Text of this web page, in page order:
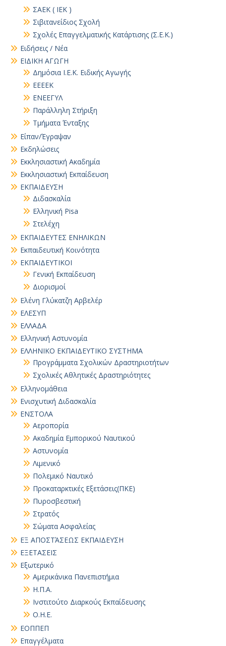
ΣΑΕΚ ( ΙΕΚ )
Σιβιτανείδιος Σχολή
Σχολές Επαγγελματικής Κατάρτισης (Σ.Ε.Κ.)
Ειδήσεις / Νέα
ΕΙΔΙΚΗ ΑΓΩΓΗ
Δημόσια Ι.Ε.Κ. Ειδικής Αγωγής
ΕΕΕΕΚ
ΕΝΕΕΓΥΛ
Παράλληλη Στήριξη
Τμήματα Ένταξης
Είπαν/Έγραψαν
Εκδηλώσεις
Εκκλησιαστική Ακαδημία
Εκκλησιαστική Εκπαίδευση
ΕΚΠΑΙΔΕΥΣΗ
Διδασκαλία
Ελληνική Pisa
Στελέχη
ΕΚΠΑΙΔΕΥΤΕΣ ΕΝΗΛΙΚΩΝ
Εκπαιδευτική Κοινότητα
ΕΚΠΑΙΔΕΥΤΙΚΟΙ
Γενική Εκπαίδευση
Διορισμοί
Ελένη Γλύκατζη Αρβελέρ
ΕΛΕΣΥΠ
ΕΛΛΑΔΑ
Ελληνική Αστυνομία
ΕΛΛΗΝΙΚΟ ΕΚΠΑΙΔΕΥΤΙΚΟ ΣΥΣΤΗΜΑ
Προγράμματα Σχολικών Δραστηριοτήτων
Σχολικές Αθλητικές Δραστηριότητες
Ελληνομάθεια
Ενισχυτική Διδασκαλία
ΕΝΣΤΟΛΑ
Αεροπορία
Ακαδημία Εμπορικού Ναυτικού
Αστυνομία
Λιμενικό
Πολεμικό Ναυτικό
Προκαταρκτικές Εξετάσεις(ΠΚΕ)
Πυροσβεστική
Στρατός
Σώματα Ασφαλείας
ΕΞ ΑΠΟΣΤΆΣΕΩΣ ΕΚΠΑΙΔΕΥΣΗ
ΕΞΕΤΑΣΕΙΣ
Εξωτερικό
Αμερικάνικα Πανεπιστήμια
Η.Π.Α.
Ινστιτούτο Διαρκούς Εκπαίδευσης
Ο.Η.Ε.
ΕΟΠΠΕΠ
Επαγγέλματα